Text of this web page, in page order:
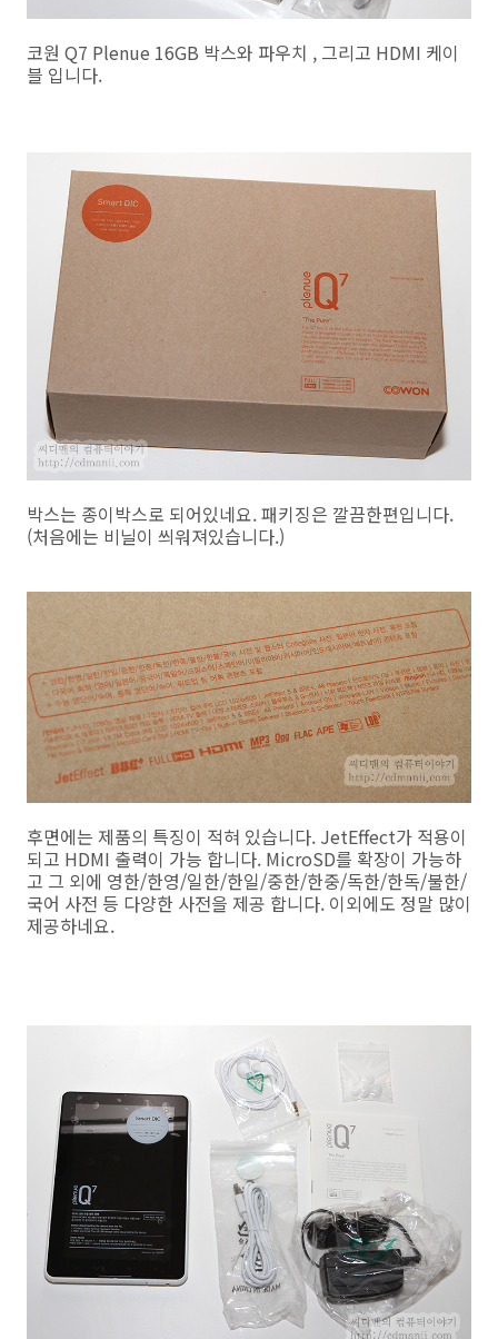
코원 Q7 Plenue 16GB 박스와 파우치 , 그리고 HDMI 케이
블 입니다.
박스는 종이박스로 되어있네요. 패키징은 깔끔한편입니다.
(처음에는 비닐이 씌워져있습니다.)
후면에는 제품의 특징이 적혀 있습니다. JetEffect가 적용이
되고 HDMI 출력이 가능 합니다. MicroSD를 확장이 가능하
고 그 외에 영한/한영/일한/한일/중한/한중/독한/한독/불한/
국어 사전 등 다양한 사전을 제공 합니다. 이외에도 정말 많이
제공하네요.